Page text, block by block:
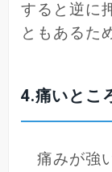
すると逆に
ともあるた
4.痛いとこ
痛みが強